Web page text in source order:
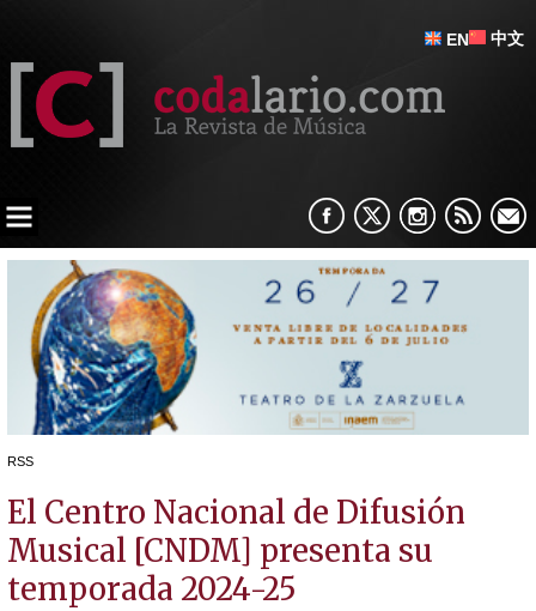
EN 中文
RSS
El Centro Nacional de Difusión
Musical [CNDM] presenta su
temporada 2024-25